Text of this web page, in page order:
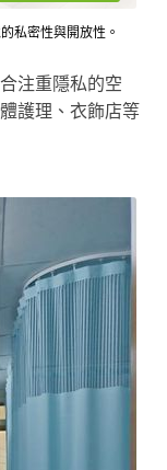
私密性與開放性。
注重隱私的空
護理、衣飾店等